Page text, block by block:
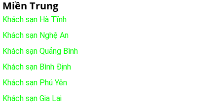
Miền Trung
Khách sạn Hà Tĩnh
Khách sạn Nghệ An
Khách sạn Quảng Bình
Khách sạn Bình Định
Khách sạn Phú Yên
Khách sạn Gia Lai